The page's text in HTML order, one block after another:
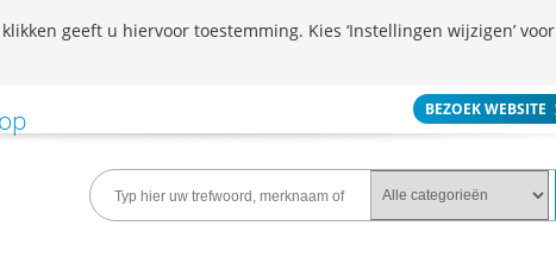
BEZOEK WEBSITE
geeft u hiervoor toestemming. Kies ‘Instellingen wijzigen’ voor